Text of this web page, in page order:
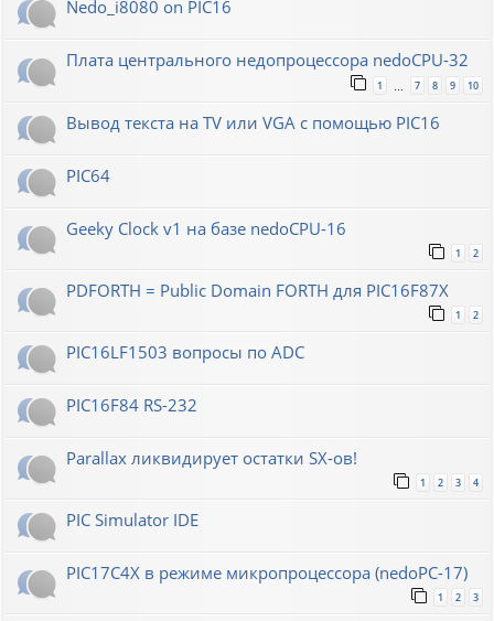
Nedo_i8080 on PIC16
Плата центрального недопроцессора nedoCPU-32
1 7 8 9 10
Вывод текста на TV или VGA с помощью PIC16
PIC64
Geeky Clock v1 на базе nedoCPU-16
1 2
PDFORTH = Public Domain FORTH для PIC16F87X
1 2
PIC16LF1503 вопросы по ADC
PIC16F84 RS-232
Parallax ликвидирует остатки SX-ов!
1 2 3 4
PIC Simulator IDE
PIC17C4X в режиме микропроцессора (nedoPC-17)
1 2 3